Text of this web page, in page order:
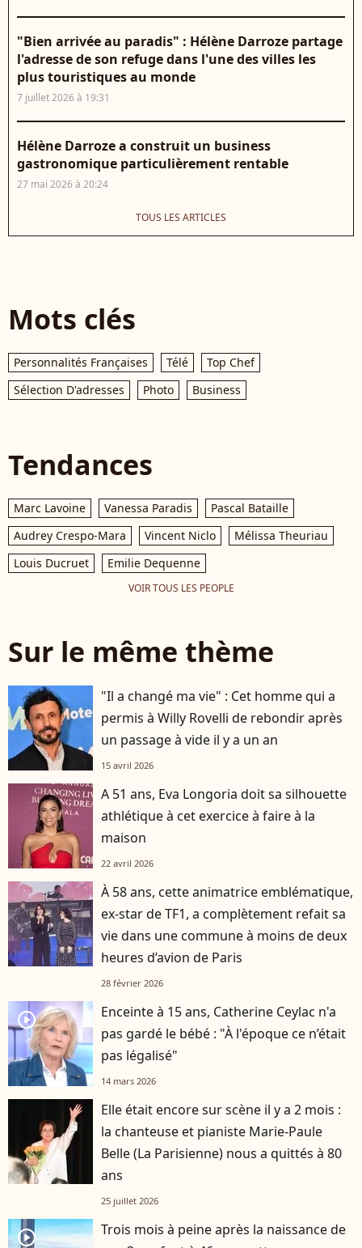
"Bien arrivée au paradis" : Hélène Darroze partage
l'adresse de son refuge dans l'une des villes les
plus touristiques au monde
7 juillet 2026 à 19:31
Hélène Darroze a construit un business
gastronomique particulièrement rentable
27 mai 2026 à 20:24
TOUS LES ARTICLES
Mots clés
Personnalités Françaises Télé
Top Chef
Sélection D'adresses
Photo Business
Tendances
Marc Lavoine Vanessa Paradis
Pascal Bataille
Audrey Crespo-Mara
Vincent Niclo
Mélissa Theuriau
Louis Ducruet
Emilie Dequenne
VOIR TOUS LES PEOPLE
Sur le même thème
"Il a changé ma vie" : Cet homme qui a
permis à Willy Rovelli de rebondir après
un passage à vide il y a un an
15 avril 2026
A 51 ans, Eva Longoria doit sa silhouette
athlétique à cet exercice à faire à la
maison
22 avril 2026
À 58 ans, cette animatrice emblématique,
ex-star de TF1, a complètement refait sa
vie dans une commune à moins de deux
heures d’avion de Paris
28 février 2026
player2
Enceinte à 15 ans, Catherine Ceylac n'a
pas gardé le bébé : "À l'époque ce n’était
pas légalisé"
14 mars 2026
Elle était encore sur scène il y a 2 mois :
la chanteuse et pianiste Marie-Paule
Belle (La Parisienne) nous a quittés à 80
ans
25 juillet 2026
player2
Trois mois à peine après la naissance de